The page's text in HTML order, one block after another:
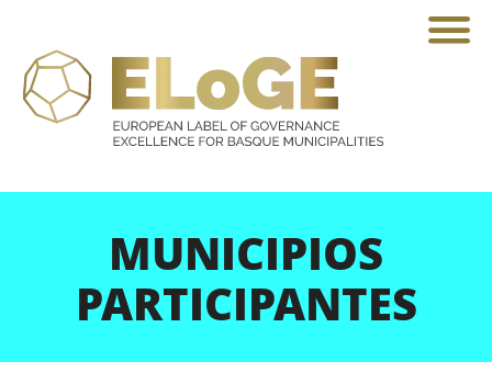
MUNICIPIOS
PARTICIPANTES